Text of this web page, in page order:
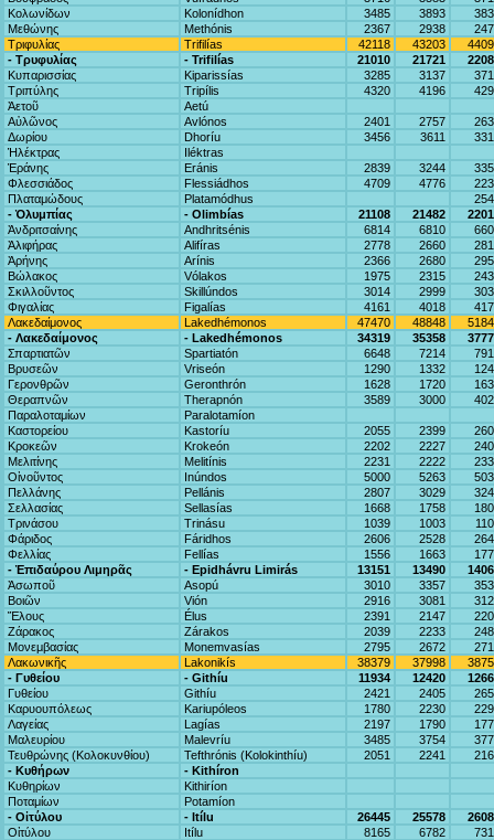
Κολωνίδων
Kolonídhon 3485 3893
Μεθώνης
Methónis 2367 2938
Τριφυλίας
Trifilías 42118 43203
- Τρυφυλίας
- Trifilías 21010 21721
Κυπαρισσίας
Kiparissías 3285 3137
Τριπύλης
Tripílis 4320 4196
Ἀετοῦ
Aetú
Αὐλῶνος
Avlónos 2401 2757
Δωρίου
Dhoríu 3456 3611
Ἡλέκτρας
Iléktras
Ἐράνης
Eránis 2839 3244
Φλεσσιάδος
Flessiádhos 4709 4776
Πλαταμώδους
Platamódhus
- Ὀλυμπίας
- Olimbías 21108 21482
Ἀνδριτσαίνης
Andhritsénis 6814 6810
Ἀλιφήρας
Alifíras 2778 2660
Ἀρήνης
Arínis 2366 2680
Βώλακος
Vólakos 1975 2315
Σκιλλοῦντος
Skillúndos 3014 2999
Φιγαλίας
Figalías 4161 4018
Λακεδαίμονος
Lakedhémonos 47470 48848
- Λακεδαίμονος
- Lakedhémonos 34319 35358
Σπαρτιατῶν
Spartiatón 6648 7214
Βρυσεῶν
Vriseón 1290 1332
Γερονθρῶν
Geronthrón 1628 1720
Θεραπνῶν
Therapnón 3589 3000
Παραλοταμίων
Paralotamíon
Καστορείου
Kastoríu 2055 2399
Κροκεῶν
Krokeón 2202 2227
Μελιτίνης
Melitínis 2231 2222
Οἰνοῦντος
Inúndos 5000 5263
Πελλάνης
Pellánis 2807 3029
Σελλασίας
Sellasías 1668 1758
Τρινάσου
Trinásu 1039 1003
Φάριδος
Fáridhos 2606 2528
Φελλίας
Fellías 1556 1663
- Ἐπιδαύρου Λιμηρᾶς
- Epidhávru Limirás 13151 13490
Ἀσωποῦ
Asopú 3010 3357
Βοιῶν
Vión 2916 3081
Ἕλους
Élus 2391 2147
Ζάρακος
Zárakos 2039 2233
Μονεμβασίας
Monemvasías 2795 2672
Λακωνικῆς
Lakonikís 38379 37998
- Γυθείου
- Githíu 11934 12420
Γυθείου
Githíu 2421 2405
Καρυουπόλεως
Kariupóleos 1780 2230
Λαγείας
Lagías 2197 1790
Μαλευρίου
Malevríu 3485 3754
Τευθρώνης (Κολοκυνθίου)
Tefthrónis (Kolokinthíu) 2051 2241
- Κυθήρων
- Kithíron
Κυθηρίων
Kithiríon
Ποταμίων
Potamíon
- Οἰτύλου
- Itílu 26445 25578
Οἰτύλου
Itílu 8165 6782